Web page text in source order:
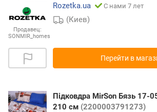
Продавец:
SONMIR_homes
Rozetka.ua
С нами 7 лет
(Киев)
Перейти в
Підковдра MirSon Бязь 17-
210 см (2200003791273)